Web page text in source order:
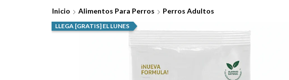
Inicio Alimentos Para Perros Perros Adultos
LLEGA [GRATIS] EL LUNES